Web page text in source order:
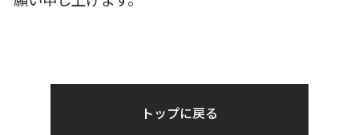
トップに戻る